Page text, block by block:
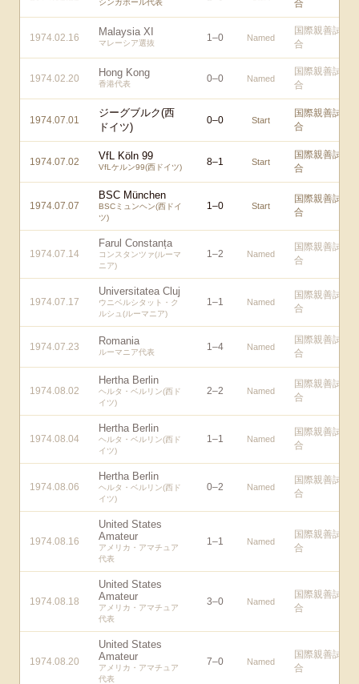
シンガポール代表
合
1974.02.16 Malaysia XI
マレーシア選抜 1–0 Named
国際親善試
合
1974.02.20 Hong Kong
香港代表 0–0 Named
国際親善試
合
1974.07.01
ジーグブルク(西
ドイツ)
0–0 Start
国際親善試
合
1974.07.02 VfL Köln 99
VfLケルン99(西ドイツ) 8–1 Start
国際親善試
合
1974.07.07
BSC München
BSCミュンヘン(西ドイ
ツ)
1–0 Start
国際親善試
合
1974.07.14
Farul Constanța
コンスタンツァ(ルーマ
ニア)
1–2 Named
国際親善試
合
1974.07.17
Universitatea Cluj
ウニベルシタット・ク
ルシュ(ルーマニア)
1–1 Named
国際親善試
合
1974.07.23 Romania
ルーマニア代表 1–4 Named
国際親善試
合
1974.08.02
Hertha Berlin
ヘルタ・ベルリン(西ド
イツ)
2–2 Named
国際親善試
合
1974.08.04
Hertha Berlin
ヘルタ・ベルリン(西ド
イツ)
1–1 Named
国際親善試
合
1974.08.06
Hertha Berlin
ヘルタ・ベルリン(西ド
イツ)
0–2 Named
国際親善試
合
1974.08.16
United States
Amateur
アメリカ・アマチュア
代表
1–1 Named
国際親善試
合
1974.08.18
United States
Amateur
アメリカ・アマチュア
代表
3–0 Named
国際親善試
合
1974.08.20
United States
Amateur
アメリカ・アマチュア
代表
7–0 Named
国際親善試
合